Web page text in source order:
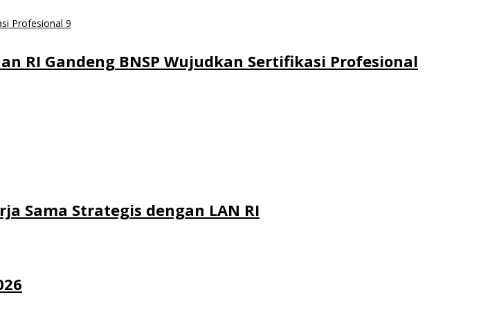
RI Gandeng BNSP Wujudkan Sertifikasi Profesional
Sama Strategis dengan LAN RI